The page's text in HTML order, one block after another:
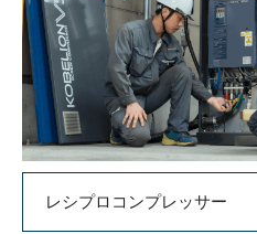
レシプロコンプレッサー